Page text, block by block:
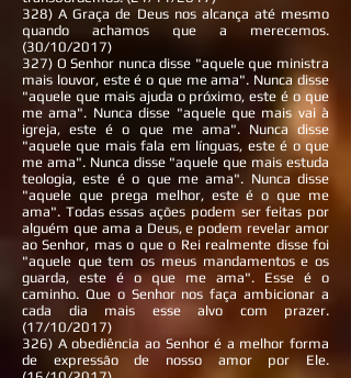
328) A Graça de Deus nos alcança até mesmo
quando achamos que a merecemos.
(30/10/2017)
327) O Senhor nunca disse "aquele que ministra
mais louvor, este é o que me ama". Nunca disse
"aquele que mais ajuda o próximo, este é o que
me ama". Nunca disse "aquele que mais vai à
igreja, este é o que me ama". Nunca disse
"aquele que mais fala em línguas, este é o que
me ama". Nunca disse "aquele que mais estuda
teologia, este é o que me ama". Nunca disse
"aquele que prega melhor, este é o que me
ama". Todas essas ações podem ser feitas por
alguém que ama a Deus, e podem revelar amor
ao Senhor, mas o que o Rei realmente disse foi
"aquele que tem os meus mandamentos e os
guarda, este é o que me ama". Esse é o
caminho. Que o Senhor nos faça ambicionar a
cada dia mais esse alvo com prazer.
(17/10/2017)
326) A obediência ao Senhor é a melhor forma
de expressão de nosso amor por Ele.